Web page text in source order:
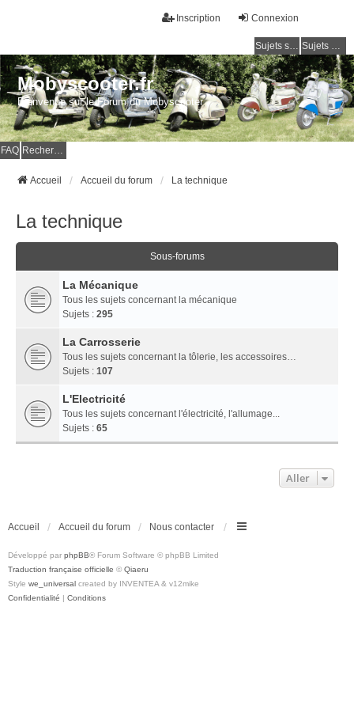
Connexion
Inscription
Sujets sans réponse Sujets actifs
Mobyscooter.fr
Bienvenue sur le Forum du Mobyscooter
FAQ Rechercher
Accueil Accueil du forum La technique
La technique
Sous-forums
La Mécanique
Tous les sujets concernant la mécanique
Sujets : 295
La Carrosserie
Tous les sujets concernant la tôlerie, les accessoires…
Sujets : 107
L'Electricité
Tous les sujets concernant l'électricité, l'allumage...
Sujets : 65
Aller
Accueil Accueil du forum Nous contacter
Développé par phpBB® Forum Software © phpBB Limited
Traduction française officielle © Qiaeru
Style we_universal created by INVENTEA & v12mike
Confidentialité | Conditions